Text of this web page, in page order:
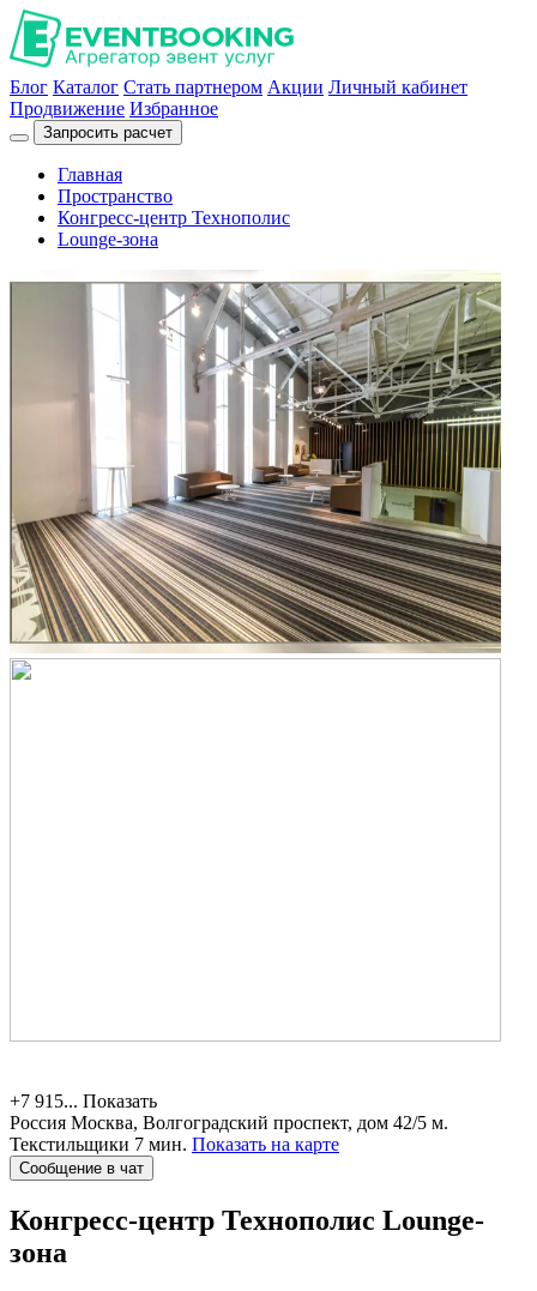
Блог Каталог Стать партнером Акции Личный кабинет
Продвижение Избранное
Запросить расчет
Главная
Пространство
Конгресс-центр Технополис
Lounge-зона
+7 915... Показать
Россия Москва, Волгоградский проспект, дом 42/5 м.
Текстильщики 7 мин. Показать на карте
Сообщение в чат
Конгресс-центр Технополис Lounge-
зона